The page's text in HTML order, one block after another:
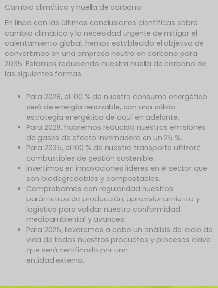
Cambio climático y huella de carbono
En línea con las últimas conclusiones científicas sobre
cambio climático y la necesidad urgente de mitigar el
calentamiento global, hemos establecido el objetivo de
convertirnos en una empresa neutra en carbono para
2035. Estamos reduciendo nuestra huella de carbono de
las siguientes formas:
Para 2028, el 100 % de nuestro consumo energético
será de energía renovable, con una sólida
estrategia energética de aquí en adelante.
Para 2028, habremos reducido nuestras emisiones
de gases de efecto invernadero en un 25 %.
Para 2035, el 100 % de nuestro transporte utilizará
combustibles de gestión sostenible.
Invertimos en innovaciones líderes en el sector que
son biodegradables y compostables.
Comprobamos con regularidad nuestros
parámetros de producción, aprovisionamiento y
logística para validar nuestra conformidad
medioambiental y avances.
Para 2025, llevaremos a cabo un análisis del ciclo de
vida de todos nuestros productos y procesos clave
que será certificado por una
entidad externa.